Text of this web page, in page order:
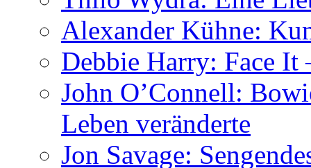
Alexander Kühne:
Debbie Harry: Face
John O’Connell:
Leben veränderte
Jon Savage: